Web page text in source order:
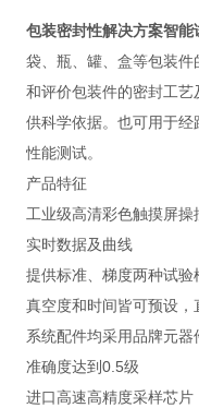
包装密封性解决方案智能
袋、瓶、罐、盒等包装
和评价包装件的密封工
供科学依据。也可用于
性能测试。
产品特征
工业级高清彩色触摸屏
实时数据及曲线
提供标准、梯度两种试
真空度和时间皆可预设
系统配件均采用品牌元
准确度达到0.5级
进口高速高精度采样芯